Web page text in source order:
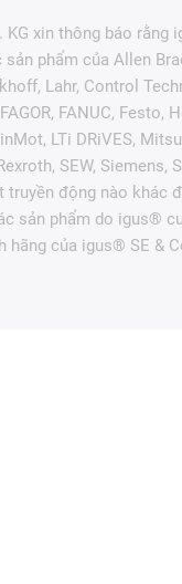
KG xin thông báo rằng
phẩm của Allen
Lahr, Control
FANUC, Festo,
LTi DRiVES,
SEW, Siemens,
truyền động nào khác
sản phẩm do igus®
hãng của igus® SE &